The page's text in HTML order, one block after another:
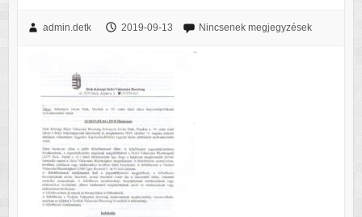
admin.detk 2019-09-13 Nincsenek megjegyzések